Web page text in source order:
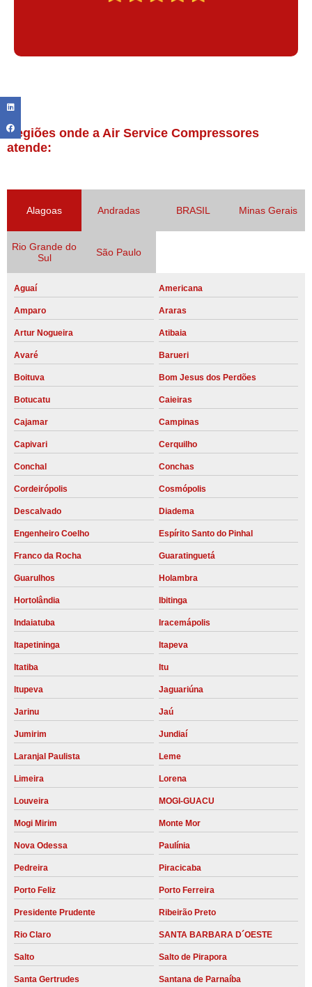
Regiões onde a Air Service Compressores
atende:
Alagoas Andradas BRASIL Minas Gerais
Rio Grande do
Sul
São Paulo
Aguaí Americana
Amparo Araras
Artur Nogueira Atibaia
Avaré Barueri
Boituva Bom Jesus dos Perdões
Botucatu Caieiras
Cajamar Campinas
Capivari Cerquilho
Conchal Conchas
Cordeirópolis Cosmópolis
Descalvado Diadema
Engenheiro Coelho Espírito Santo do Pinhal
Franco da Rocha Guaratinguetá
Guarulhos Holambra
Hortolândia Ibitinga
Indaiatuba Iracemápolis
Itapetininga Itapeva
Itatiba Itu
Itupeva Jaguariúna
Jarinu Jaú
Jumirim Jundiaí
Laranjal Paulista Leme
Limeira Lorena
Louveira MOGI-GUACU
Mogi Mirim Monte Mor
Nova Odessa Paulínia
Pedreira Piracicaba
Porto Feliz Porto Ferreira
Presidente Prudente Ribeirão Preto
Rio Claro SANTA BARBARA D´OESTE
Salto Salto de Pirapora
Santa Gertrudes Santana de Parnaíba